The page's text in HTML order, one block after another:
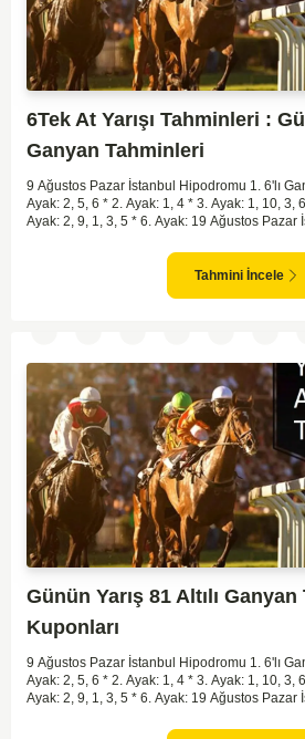
6Tek At Yarışı Tahminleri :
Ganyan Tahminleri
9 Ağustos Pazar İstanbul Hipodromu 1. 6'lı
Ayak: 2, 5, 6 * 2. Ayak: 1, 4 * 3. Ayak: 1, 10, 3,
Ayak: 2, 9, 1, 3, 5 * 6. Ayak: 19 Ağustos Pazar
Tahmini İncele
Günün Yarış 81 Altılı
Kuponları
9 Ağustos Pazar İstanbul Hipodromu 1. 6'lı
Ayak: 2, 5, 6 * 2. Ayak: 1, 4 * 3. Ayak: 1, 10, 3,
Ayak: 2, 9, 1, 3, 5 * 6. Ayak: 19 Ağustos Pazar